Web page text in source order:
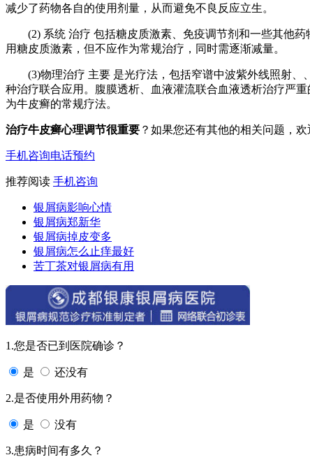
减少了药物各自的使用剂量，从而避免不良反应立生。
(2) 系统 治疗 包括糖皮质激素、免疫调节剂和一些其他药
用糖皮质激素，但不应作为常规治疗，同时需逐渐减量。
(3)物理治疗 主要 是光疗法，包括窄谱中波紫外线照射、
种治疗联合应用。腹膜透析、血液灌流联合血液透析治疗严
为牛皮癣的常规疗法。
治疗牛皮癣心理调节很重要 ？如果您还有其他的相关问题，
手机咨询电话预约
推荐阅读 手机咨询
银屑病影响心情
银屑病郑新华
银屑病掉皮变多
银屑病怎么止痒最好
苦丁茶对银屑病有用
1.您是否已到医院确诊？
是 还没有
2.是否使用外用药物？
是 没有
3.患病时间有多久？